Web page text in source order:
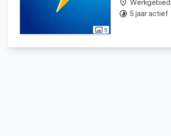
photo_size_select_actual5
place
timelapse 5 jaar actief